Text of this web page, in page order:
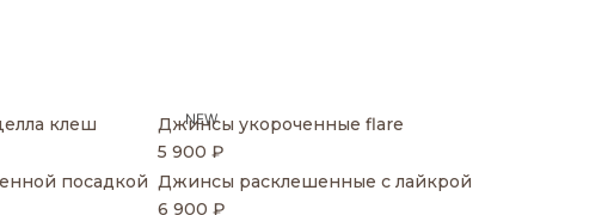
клеш
NEW
Джинсы укороченные flare
5 900 ₽
посадкой Джинсы расклешенные с лайкрой
6 900 ₽